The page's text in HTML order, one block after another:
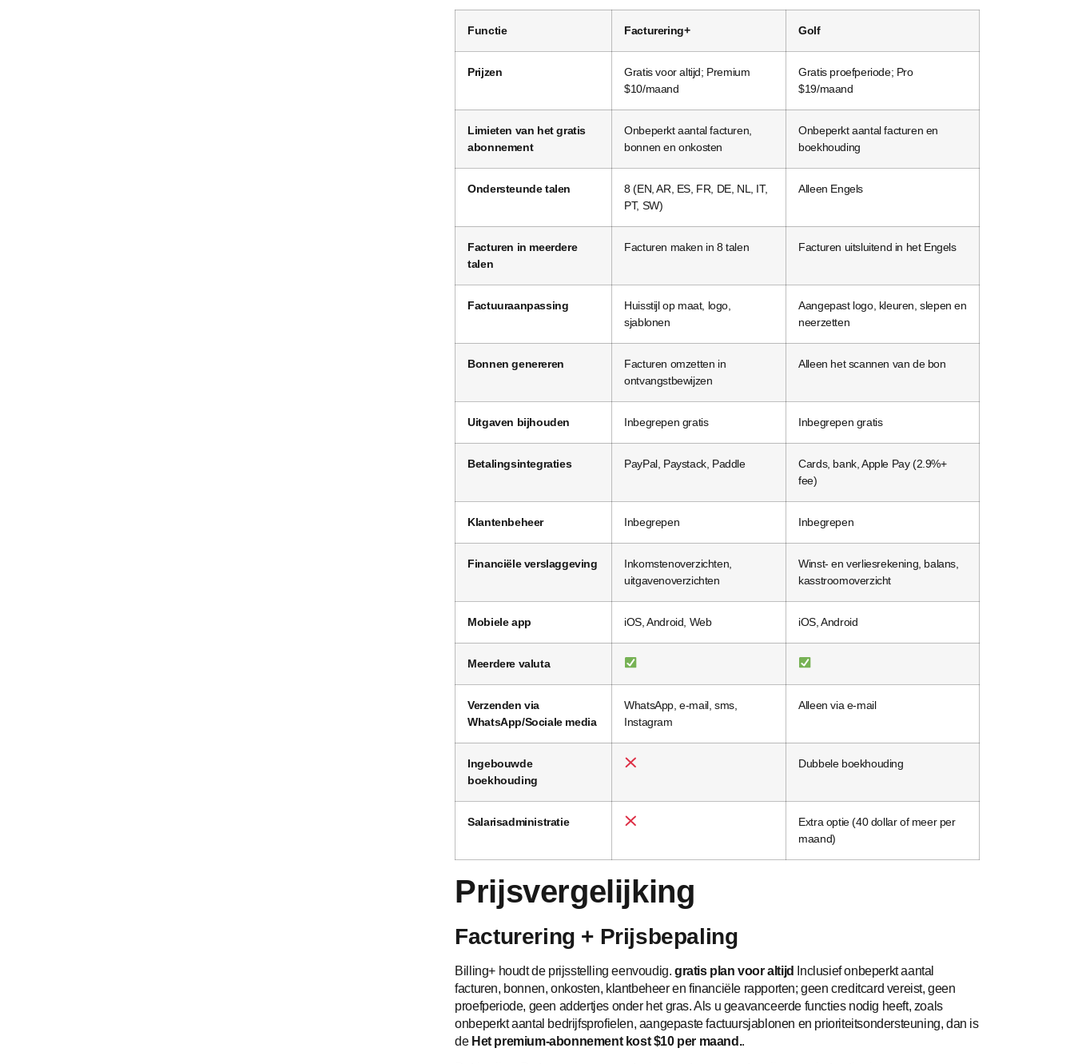
Functie Facturering+ Golf
Prijzen
Gratis voor altijd; Premium
$10/maand
Gratis proefperiode; Pro
$19/maand
Limieten van het gratis
abonnement
Onbeperkt aantal facturen,
bonnen en onkosten
Onbeperkt aantal facturen en
boekhouding
Ondersteunde talen
8 (EN, AR, ES, FR, DE, NL, IT,
PT, SW)
Alleen Engels
Facturen in meerdere
talen
Facturen maken in 8 talen Facturen uitsluitend in het Engels
Factuuraanpassing
Huisstijl op maat, logo,
sjablonen
Aangepast logo, kleuren, slepen en
neerzetten
Bonnen genereren
Facturen omzetten in
ontvangstbewijzen
Alleen het scannen van de bon
Uitgaven bijhouden Inbegrepen gratis Inbegrepen gratis
Betalingsintegraties PayPal, Paystack, Paddle
Cards, bank, Apple Pay (2.9%+
fee)
Klantenbeheer Inbegrepen Inbegrepen
Financiële verslaggeving
Inkomstenoverzichten,
uitgavenoverzichten
Winst- en verliesrekening, balans,
kasstroomoverzicht
Mobiele app iOS, Android, Web iOS, Android
Meerdere valuta
Verzenden via
WhatsApp/Sociale media
WhatsApp, e-mail, sms,
Instagram
Alleen via e-mail
Ingebouwde
boekhouding
Dubbele boekhouding
Salarisadministratie
Extra optie (40 dollar of meer per
maand)
Prijsvergelijking
Facturering + Prijsbepaling
Billing+ houdt de prijsstelling eenvoudig. gratis plan voor altijd
Inclusief onbeperkt aantal
facturen, bonnen, onkosten, klantbeheer en financiële rapporten; geen creditcard vereist, geen
proefperiode, geen addertjes onder het gras. Als u geavanceerde functies nodig heeft, zoals
onbeperkt aantal bedrijfsprofielen, aangepaste factuursjablonen en prioriteitsondersteuning, dan is
de Het premium-abonnement kost $10 per maand..